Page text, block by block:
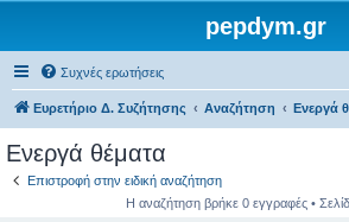
pepdym.gr
Συχνές ερωτήσεις
Ευρετήριο Δ. Συζήτησης Αναζήτηση Ενεργά
Ενεργά θέματα
Επιστροφή στην ειδική αναζήτηση
Η αναζήτηση βρήκε 0 εγγραφές •